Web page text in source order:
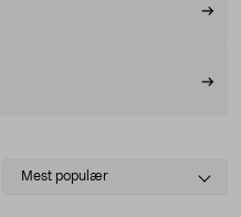
Select
Mest populær